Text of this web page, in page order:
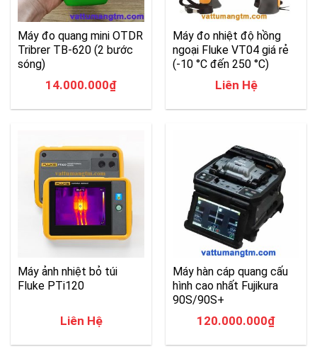
Máy đo quang mini OTDR
Tribrer TB-620 (2 bước
sóng)
14.000.000₫
Máy đo nhiệt độ hồng
ngoại Fluke VT04 giá rẻ
(-10 °C đến 250 °C)
Liên Hệ
Máy ảnh nhiệt bỏ túi
Fluke PTi120
Liên Hệ
Máy hàn cáp quang cấu
hình cao nhất Fujikura
90S/90S+
120.000.000₫